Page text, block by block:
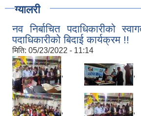
ग्यालरी
नव निर्बाचित पदाधिकारीको
पदाधिकारीको बिदाई कार्यक्रम !!
मिति: 05/23/2022 - 11:14
,
,